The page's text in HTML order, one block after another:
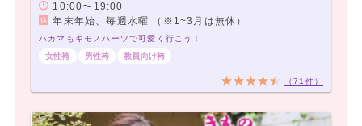
10:00〜19:00
年末年始、毎週水曜 （※1~3月は無休）
ハカマもキモノハーツで可愛く行こう！
女性袴
男性袴 教員向け袴
（71件）